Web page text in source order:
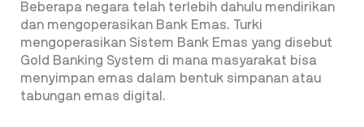
Beberapa negara telah terlebih dahulu mendirikan
dan mengoperasikan Bank Emas. Turki
mengoperasikan Sistem Bank Emas yang disebut
Gold Banking System di mana masyarakat bisa
menyimpan emas dalam bentuk simpanan atau
tabungan emas digital.